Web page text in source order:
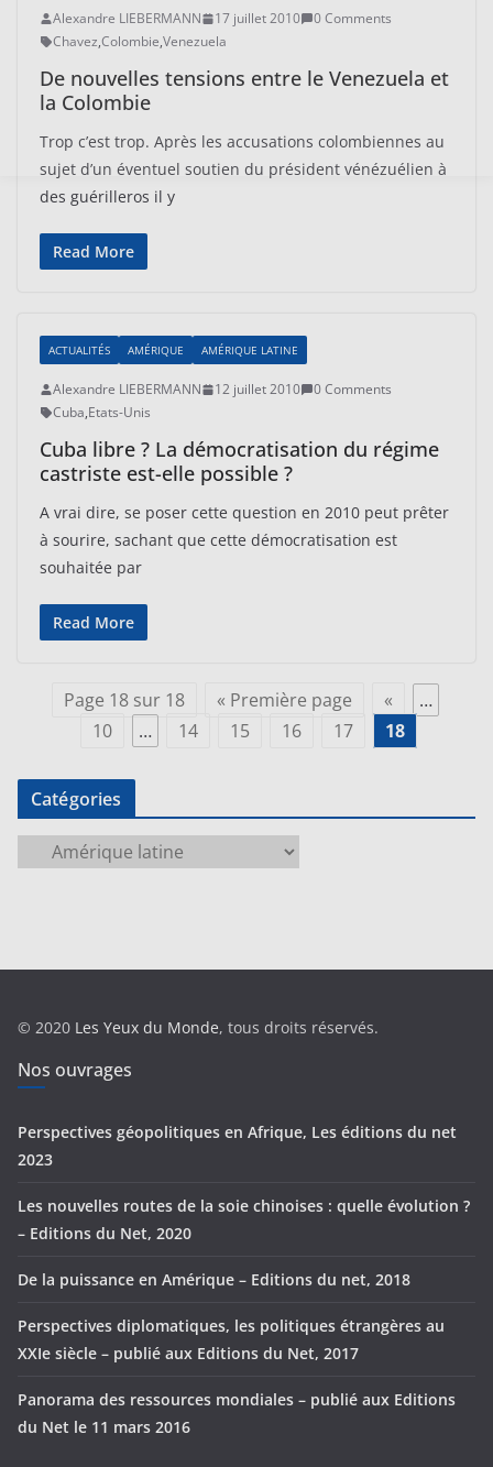
Alexandre LIEBERMANN 17 juillet 2010
0 Comments
Chavez,Colombie,Venezuela
De nouvelles tensions entre le Venezuela et
la Colombie
Trop c’est trop. Après les accusations colombiennes au
sujet d’un éventuel soutien du président vénézuélien à
des guérilleros il y
Read More
ACTUALITÉS AMÉRIQUE AMÉRIQUE LATINE
Alexandre LIEBERMANN 12 juillet 2010
0 Comments
Cuba,Etats-Unis
Cuba libre ? La démocratisation du régime
castriste est-elle possible ?
A vrai dire, se poser cette question en 2010 peut prêter
à sourire, sachant que cette démocratisation est
souhaitée par
Read More
Page 18 sur 18 « Première page «
…
10
… 14 15 16 17 18
Catégories
a
e
s
© 2020 Les Yeux du Monde, tous droits réservés.
Nos ouvrages
Perspectives géopolitiques en Afrique, Les éditions du net
2023
Les nouvelles routes de la soie chinoises : quelle évolution ?
– Editions du Net, 2020
De la puissance en Amérique – Editions du net, 2018
Perspectives diplomatiques, les politiques étrangères au
XXIe siècle – publié aux Editions du Net, 2017
Panorama des ressources mondiales – publié aux Editions
du Net le 11 mars 2016